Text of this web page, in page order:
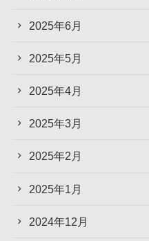
2025年6月
2025年5月
2025年4月
2025年3月
2025年2月
2025年1月
2024年12月